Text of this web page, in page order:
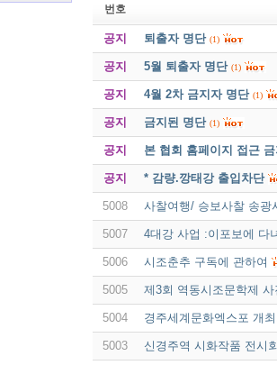
번호
공지 퇴출자 명단 (1)
공지 5월 퇴출자 명단 (1)
공지 4월 2차 금지자 명단 (1)
공지 금지된 명단 (1)
공지 본 협회 홈페이지 접근
공지 * 감량.깡태강 출입차단
5008 사찰여행/ 승보사찰 송광
5007 4대강 사업 :이포보에 다
5006 시조춘추 구독에 관하여
5005 제3회 역동시조문학제 사
5004 경주세계문화엑스포 개
5003 신경주역 시화작품 전시